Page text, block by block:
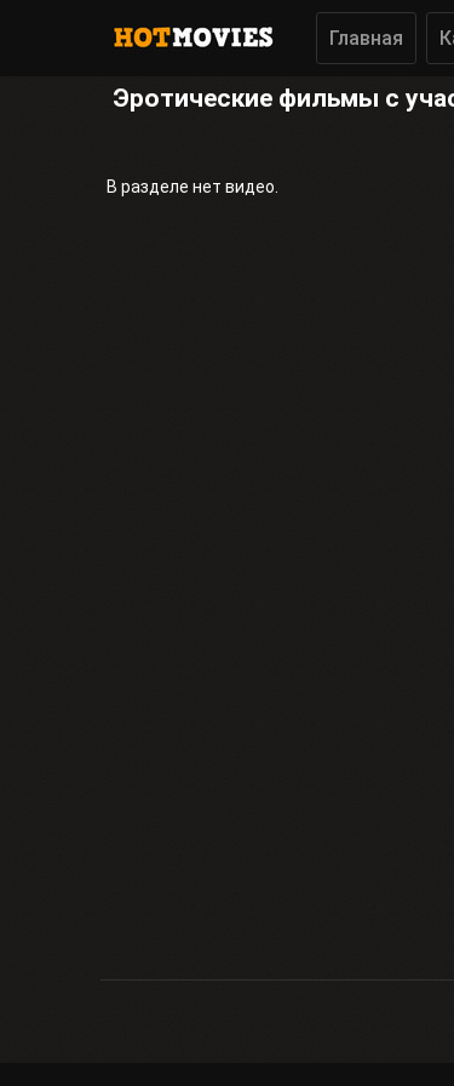
Главная
Эротические фильмы с
В разделе нет видео.